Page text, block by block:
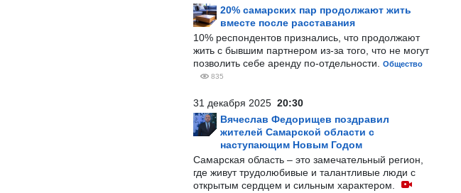
20% самарских пар продолжают жить
вместе после расставания
10% респондентов признались, что продолжают
жить с бывшим партнером из-за того, что не могут
позволить себе аренду по-отдельности.
Общество
835
31 декабря 2025 20:30
Вячеслав Федорищев поздравил
жителей Самарской области с
наступающим Новым Годом
Самарская область – это замечательный регион,
где живут трудолюбивые и талантливые люди с
открытым сердцем и сильным характером.